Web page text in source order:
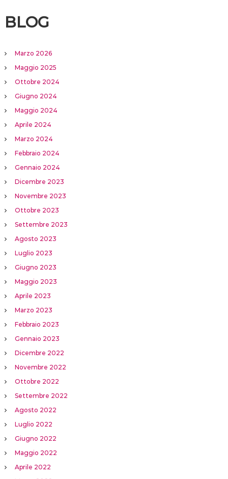
BLOG
Marzo 2026
Maggio 2025
Ottobre 2024
Giugno 2024
Maggio 2024
Aprile 2024
Marzo 2024
Febbraio 2024
Gennaio 2024
Dicembre 2023
Novembre 2023
Ottobre 2023
Settembre 2023
Agosto 2023
Luglio 2023
Giugno 2023
Maggio 2023
Aprile 2023
Marzo 2023
Febbraio 2023
Gennaio 2023
Dicembre 2022
Novembre 2022
Ottobre 2022
Settembre 2022
Agosto 2022
Luglio 2022
Giugno 2022
Maggio 2022
Aprile 2022